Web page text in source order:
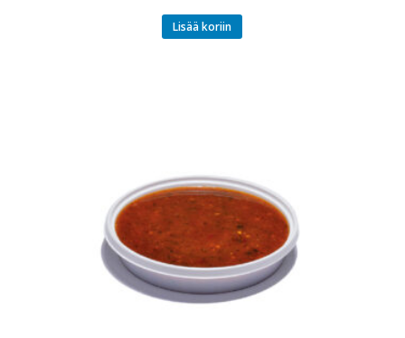
Lisää koriin